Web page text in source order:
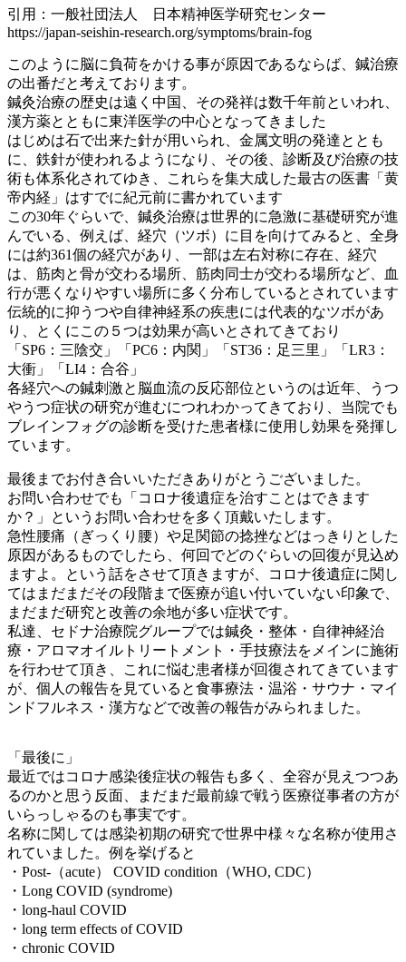
引用：一般社団法人 日本精神医学研究センター
https://japan-seishin-research.org/symptoms/brain-fog
このように脳に負荷をかける事が原因であるならば、鍼治療
の出番だと考えております。
鍼灸治療の歴史は遠く中国、その発祥は数千年前といわれ、
漢方薬とともに東洋医学の中心となってきました
はじめは石で出来た針が用いられ、金属文明の発達ととも
に、鉄針が使われるようになり、その後、診断及び治療の技
術も体系化されてゆき、これらを集大成した最古の医書「黄
帝内経」はすでに紀元前に書かれています
この30年ぐらいで、鍼灸治療は世界的に急激に基礎研究が進
んでいる、例えば、経穴（ツボ）に目を向けてみると、全身
には約361個の経穴があり、一部は左右対称に存在、経穴
は、筋肉と骨が交わる場所、筋肉同士が交わる場所など、血
行が悪くなりやすい場所に多く分布しているとされています
伝統的に抑うつや自律神経系の疾患には代表的なツボがあ
り、とくにこの５つは効果が高いとされてきており
「SP6：三陰交」「PC6：内関」「ST36：足三里」「LR3：
大衝」「LI4：合谷」
各経穴への鍼刺激と脳血流の反応部位というのは近年、うつ
やうつ症状の研究が進むにつれわかってきており、当院でも
ブレインフォグの診断を受けた患者様に使用し効果を発揮し
ています。
最後までお付き合いいただきありがとうございました。
お問い合わせでも「コロナ後遺症を治すことはできます
か？」というお問い合わせを多く頂戴いたします。
急性腰痛（ぎっくり腰）や足関節の捻挫などはっきりとした
原因があるものでしたら、何回でどのぐらいの回復が見込め
ますよ。という話をさせて頂きますが、コロナ後遺症に関し
てはまだまだその段階まで医療が追い付いていない印象で、
まだまだ研究と改善の余地が多い症状です。
私達、セドナ治療院グループでは鍼灸・整体・自律神経治
療・アロマオイルトリートメント・手技療法をメインに施術
を行わせて頂き、これに悩む患者様が回復されてきています
が、個人の報告を見ていると食事療法・温浴・サウナ・マイ
ンドフルネス・漢方などで改善の報告がみられました。
「最後に」
最近ではコロナ感染後症状の報告も多く、全容が見えつつあ
るのかと思う反面、まだまだ最前線で戦う医療従事者の方が
いらっしゃるのも事実です。
名称に関しては感染初期の研究で世界中様々な名称が使用さ
れていました。例を挙げると
・Post-（acute） COVID condition（WHO, CDC）
・Long COVID (syndrome)
・long-haul COVID
・long term effects of COVID
・chronic COVID